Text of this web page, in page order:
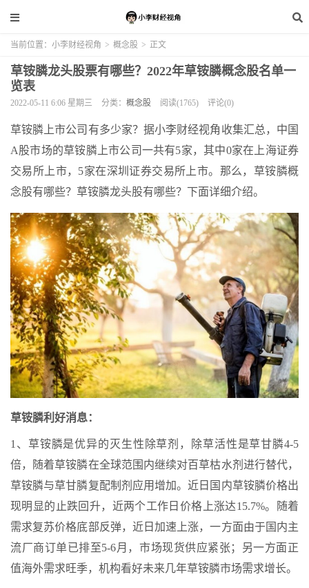
当前位置： 小李财经视角 > 概念股 > 正文
草铵膦龙头股票有哪些？2022年草铵膦概念股名单一
览表
2022-05-11 6:06 星期三 分类： 概念股 阅读(1765) 评论(0)
草铵膦上市公司有多少家？据小李财经视角收集汇总，中国
A股市场的草铵膦上市公司一共有5家，其中0家在上海证券
交易所上市，5家在深圳证券交易所上市。那么，草铵膦概
念股有哪些？草铵膦龙头股有哪些？下面详细介绍。
草铵膦利好消息：
1、草铵膦是优异的灭生性除草剂，除草活性是草甘膦4-5
倍，随着草铵膦在全球范围内继续对百草枯水剂进行替代，
草铵膦与草甘膦复配制剂应用增加。近日国内草铵膦价格出
现明显的止跌回升，近两个工作日价格上涨达15.7%。随着
需求复苏价格底部反弹，近日加速上涨，一方面由于国内主
流厂商订单已排至5-6月，市场现货供应紧张；另一方面正
值海外需求旺季，机构看好未来几年草铵膦市场需求增长。